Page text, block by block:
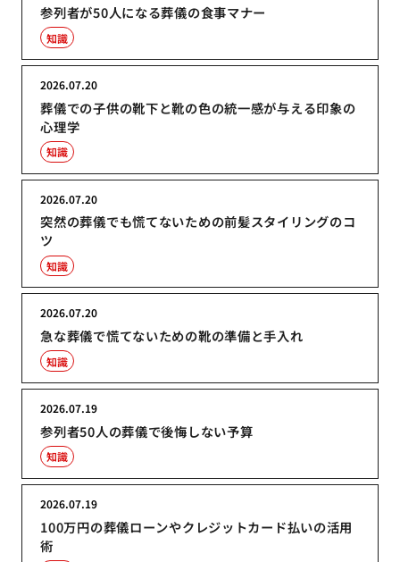
参列者が50人になる葬儀の食事マナー
知識
葬儀での子供の靴下と靴の色の統一感が与える印象の
心理学
2026.07.20
知識
突然の葬儀でも慌てないための前髪スタイリングのコ
ツ
2026.07.20
知識
急な葬儀で慌てないための靴の準備と手入れ
2026.07.20
知識
参列者50人の葬儀で後悔しない予算
2026.07.19
知識
100万円の葬儀ローンやクレジットカード払いの活用
術
2026.07.19